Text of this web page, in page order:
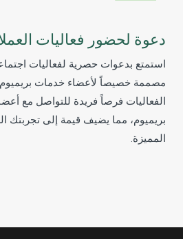
دعوة لحضور فعاليات
استمتع بدعوات حصرية لفعاليات
مصممة خصيصاً لأعضاء خدمات بريميوم
الفعاليات فرصاً فريدة للتواصل مع
بريميوم، مما يضيف قيمة إلى تجربتك
المميزة.